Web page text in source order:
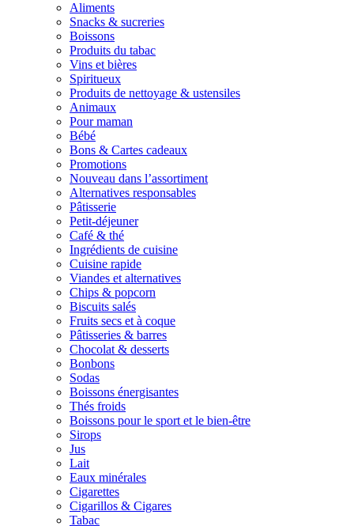
Aliments
Snacks & sucreries
Boissons
Produits du tabac
Vins et bières
Spiritueux
Produits de nettoyage & ustensiles
Animaux
Pour maman
Bébé
Bons & Cartes cadeaux
Promotions
Nouveau dans l’assortiment
Alternatives responsables
Pâtisserie
Petit-déjeuner
Café & thé
Ingrédients de cuisine
Cuisine rapide
Viandes et alternatives
Chips & popcorn
Biscuits salés
Fruits secs et à coque
Pâtisseries & barres
Chocolat & desserts
Bonbons
Sodas
Boissons énergisantes
Thés froids
Boissons pour le sport et le bien-être
Sirops
Jus
Lait
Eaux minérales
Cigarettes
Cigarillos & Cigares
Tabac